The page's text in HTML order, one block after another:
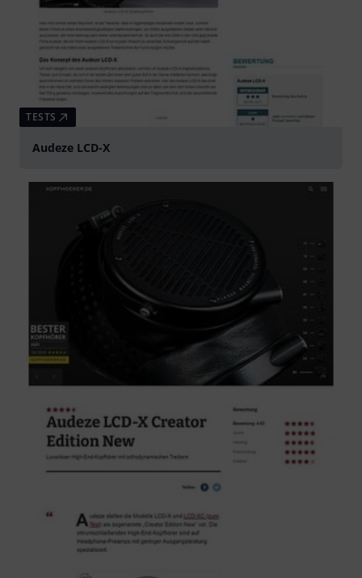
TESTS
Audeze LCD-X